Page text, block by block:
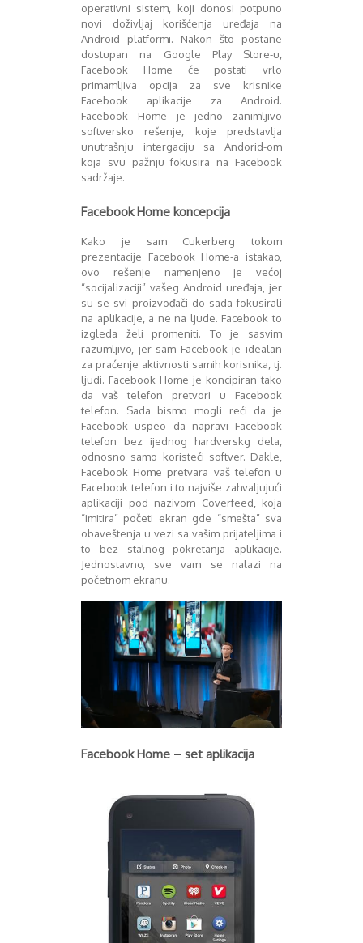
Sony
Testovi modela
Upoređivanje modela
Windows Phone
Zanimljivosti
Mart 2013
April 2013
Maj 2013
Juni 2013
Juli 2013
Septembar 2013
Oktobar 2013
Novembar 2013
Decembar 2013
April 2014
Maj 2014
Juni 2014
Juli 2014
August 2014
Septembar 2014
Oktobar 2014
Novembar 2014
Decembar 2014
Januar 2015
Februar 2015
Mart 2015
April 2015
Maj 2015
Juni 2015
Juli 2015
August 2015
Septembar 2015
Oktobar 2015
Februar 2016
Mart 2016
April 2016
Maj 2016
Juni 2016
Juli 2016
Septembar 2016
Decembar 2016
Januar 2017
operativni sistem, koji donosi potpuno
novi doživljaj korišćenja uređaja na
Android platformi. Nakon što postane
dostupan na Google Play Store-u,
Facebook Home će postati vrlo
primamljiva opcija za sve krisnike
Facebook aplikacije za Android.
Facebook Home je jedno zanimljivo
softversko rešenje, koje predstavlja
unutrašnju intergaciju sa Andorid-om
koja svu pažnju fokusira na Facebook
sadržaje.
Facebook Home koncepcija
Kako je sam Cukerberg tokom
prezentacije Facebook Home-a istakao,
ovo rešenje namenjeno je većoj
“socijalizaciji” vašeg Android uređaja, jer
su se svi proizvođači do sada fokusirali
na aplikacije, a ne na ljude. Facebook to
izgleda želi promeniti. To je sasvim
razumljivo, jer sam Facebook je idealan
za praćenje aktivnosti samih korisnika, tj.
ljudi. Facebook Home je koncipiran tako
da vaš telefon pretvori u Facebook
telefon. Sada bismo mogli reći da je
Facebook uspeo da napravi Facebook
telefon bez ijednog hardverskg dela,
odnosno samo koristeći softver. Dakle,
Facebook Home pretvara vaš telefon u
Facebook telefon i to najviše zahvaljujući
aplikaciji pod nazivom Coverfeed, koja
“imitira” početi ekran gde “smešta” sva
obaveštenja u vezi sa vašim prijateljima i
to bez stalnog pokretanja aplikacije.
Jednostavno, sve vam se nalazi na
početnom ekranu.
Facebook Home – set aplikacija